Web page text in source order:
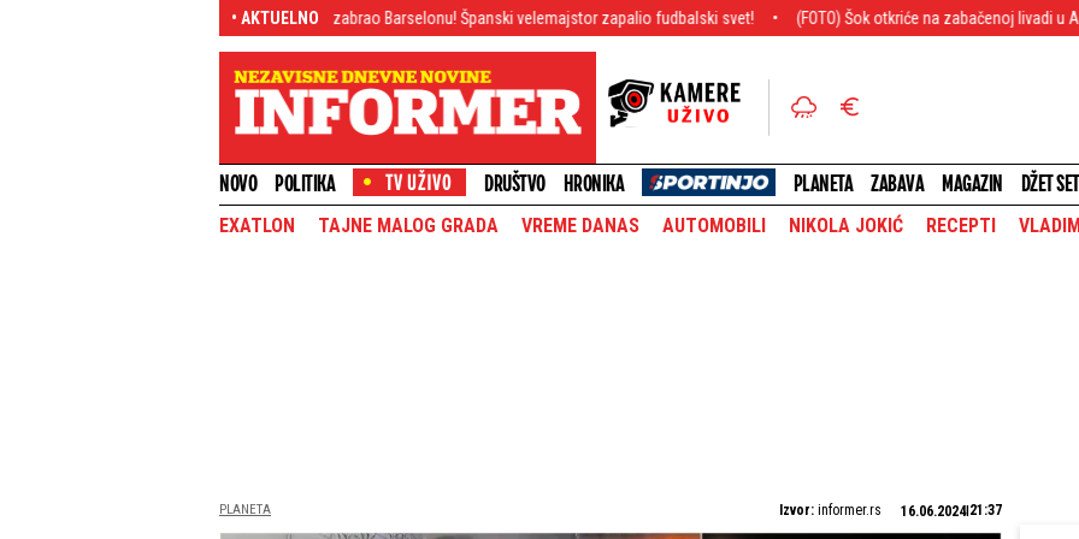
• AKTUELNO
Bomba decenije: Rodri izabrao Barselonu! Španski velemajstor zapalio fudbalski svet! (FOTO) Šok otkriće na zabačenoj livadi u Alpima:
NOVO POLITIKA DRUŠTVO HRONIKA PLANETA ZABAVA MAGAZIN DŽET SET
EXATLON TAJNE MALOG GRADA VREME DANAS AUTOMOBILI NIKOLA JOKIĆ RECEPTI
PLANETA Izvor: informer.rs 16.06.2024 21:37